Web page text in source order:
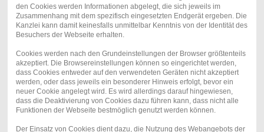
den Cookies werden Informationen abgelegt, die sich jeweils im
Zusammenhang mit dem spezifisch eingesetzten Endgerät ergeben. Die
Kanzlei kann damit keinesfalls unmittelbar Kenntnis von der Identität des
Besuchers der Webseite erhalten.
Cookies werden nach den Grundeinstellungen der Browser größtenteils
akzeptiert. Die Browsereinstellungen können so eingerichtet werden,
dass Cookies entweder auf den verwendeten Geräten nicht akzeptiert
werden, oder dass jeweils ein besonderer Hinweis erfolgt, bevor ein
neuer Cookie angelegt wird. Es wird allerdings darauf hingewiesen,
dass die Deaktivierung von Cookies dazu führen kann, dass nicht alle
Funktionen der Webseite bestmöglich genutzt werden können.
Der Einsatz von Cookies dient dazu, die Nutzung des Webangebots der